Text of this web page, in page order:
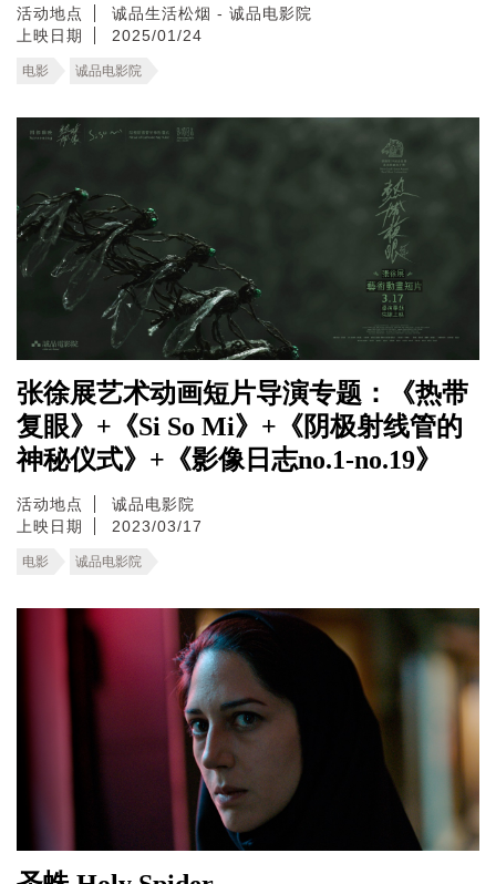
活动地点
诚品生活松烟 - 诚品电影院
上映日期
2025/01/24
电影 诚品电影院
张徐展艺术动画短片导演专题：《热带
复眼》+《Si So Mi》+《阴极射线管的
神秘仪式》+《影像日志no.1-no.19》
活动地点
诚品电影院
上映日期
2023/03/17
电影 诚品电影院